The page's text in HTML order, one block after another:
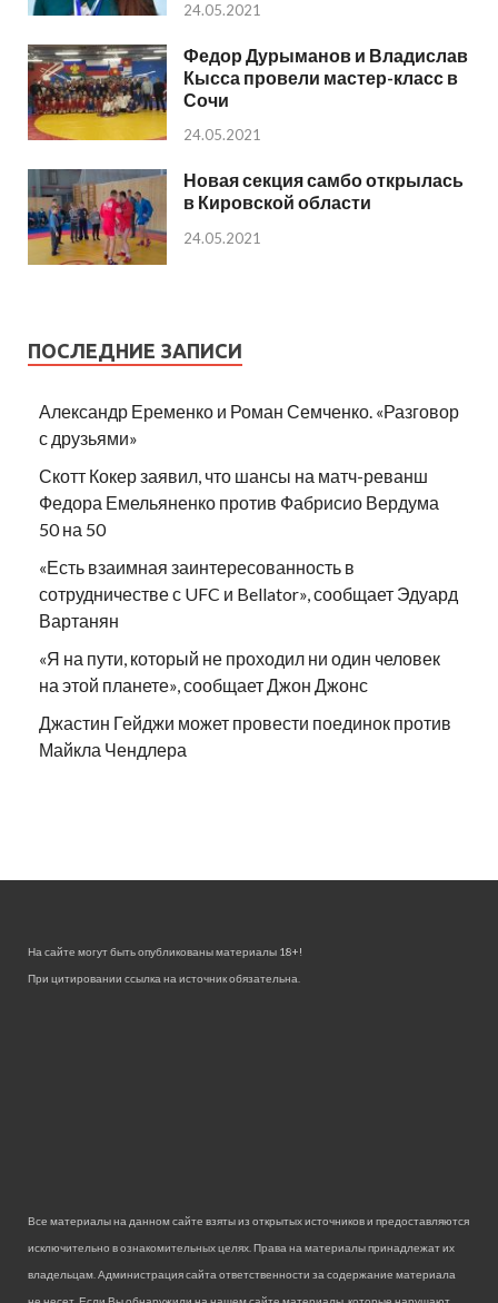
24.05.2021
Федор Дурыманов и Владислав
Кысса провели мастер-класс в
Сочи
24.05.2021
Новая секция самбо открылась
в Кировской области
24.05.2021
ПОСЛЕДНИЕ ЗАПИСИ
Александр Еременко и Роман Семченко. «Разговор
с друзьями»
Скотт Кокер заявил, что шансы на матч-реванш
Федора Емельяненко против Фабрисио Вердума
50 на 50
«Есть взаимная заинтересованность в
сотрудничестве с UFC и Bellator», сообщает Эдуард
Вартанян
«Я на пути, который не проходил ни один человек
на этой планете», сообщает Джон Джонс
Джастин Гейджи может провести поединок против
Майкла Чендлера
На сайте могут быть опубликованы материалы 18+!
При цитировании ссылка на источник обязательна.
Все материалы на данном сайте взяты из открытых источников и предоставляются
исключительно в ознакомительных целях. Права на материалы принадлежат их
владельцам. Администрация сайта ответственности за содержание материала